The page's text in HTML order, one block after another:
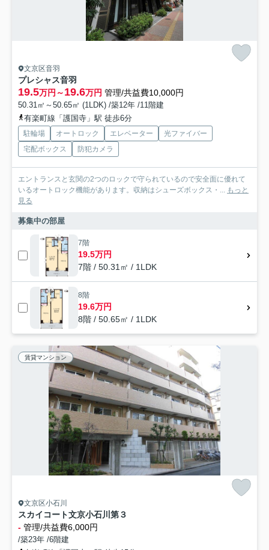
文京区音羽
プレシャス音羽
19.5万円～19.6万円 管理/共益費10,000円
50.31㎡～50.65㎡ (1LDK) /築12年 /11階建
有楽町線「護国寺」駅 徒歩6分
駐輪場 オートロック エレベーター
光ファイバー
宅配ボックス
防犯カメラ
エントランスと玄関の2つのロックで守られているので安全面に優れて
いるオートロック機能があります。収納はシューズボックス・... もっと
見る
募集中の部屋
7階
19.5万円
7階 / 50.31㎡ / 1LDK
8階
19.6万円
8階 / 50.65㎡ / 1LDK
賃貸マンション
文京区小石川
スカイコート文京小石川第３
- 管理/共益費6,000円
/築23年 /6階建